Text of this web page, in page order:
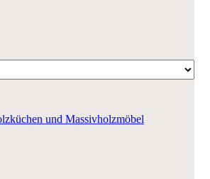
und Massivholzmöbel